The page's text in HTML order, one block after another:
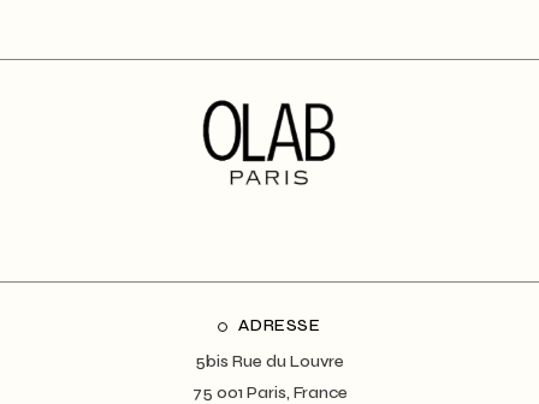
ADRESSE
5bis Rue du Louvre
75 001 Paris, France